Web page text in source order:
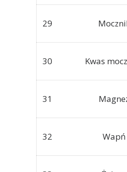
29
30 Kwas
31
32 Wapń